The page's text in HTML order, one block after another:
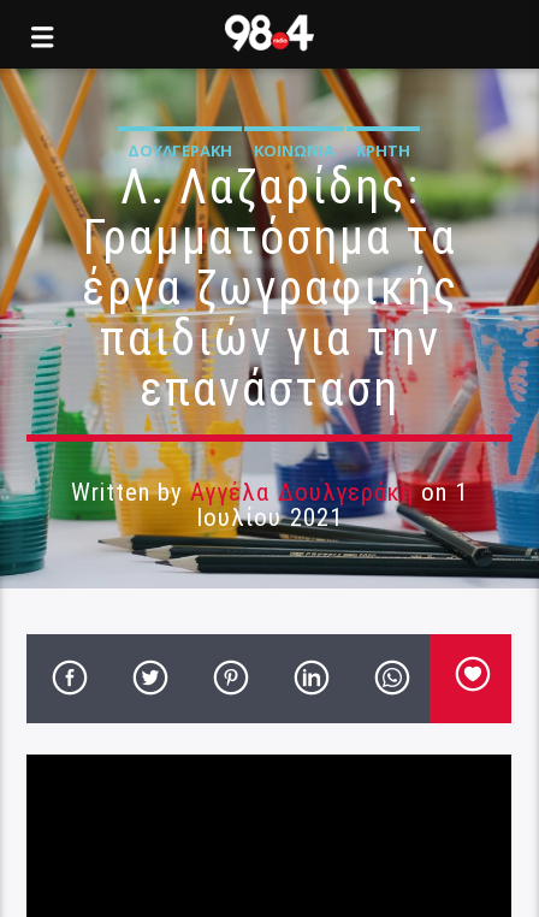
ΔΟΥΛΓΕΡΆΚΗ ΚΟΙΝΩΝΊΑ ΚΡΉΤΗ
Λ. Λαζαρίδης:
Γραμματόσημα τα
έργα ζωγραφικής
παιδιών για την
επανάσταση
Written byΑγγέλα Δουλγεράκηon 1
Ιουλίου 2021